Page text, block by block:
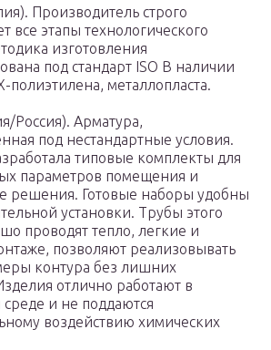
Производитель строго
все этапы технологического
изготовления
под стандарт ISO В наличии
полиэтилена, металлопласта.
Россия). Арматура,
под нестандартные условия.
типовые комплекты для
параметров помещения и
решения. Готовые наборы удобны
установки. Трубы этого
проводят тепло, легкие и
позволяют реализовывать
контура без лишних
отлично работают в
среде и не поддаются
воздействию химических